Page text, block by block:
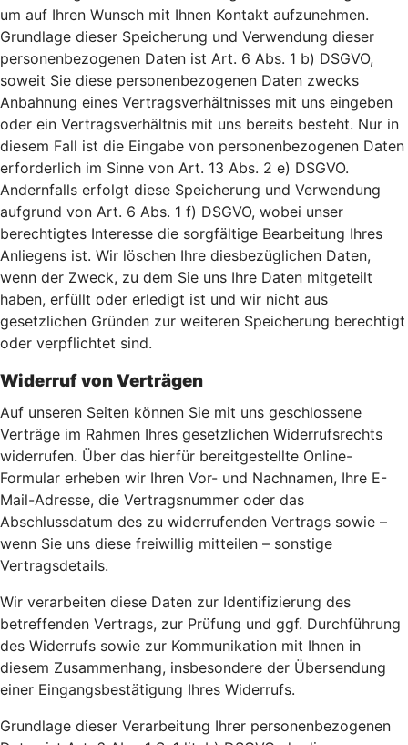
um auf Ihren Wunsch mit Ihnen Kontakt aufzunehmen.
Grundlage dieser Speicherung und Verwendung dieser
personenbezogenen Daten ist Art. 6 Abs. 1 b) DSGVO,
soweit Sie diese personenbezogenen Daten zwecks
Anbahnung eines Vertragsverhältnisses mit uns eingeben
oder ein Vertragsverhältnis mit uns bereits besteht. Nur in
diesem Fall ist die Eingabe von personenbezogenen Daten
erforderlich im Sinne von Art. 13 Abs. 2 e) DSGVO.
Andernfalls erfolgt diese Speicherung und Verwendung
aufgrund von Art. 6 Abs. 1 f) DSGVO, wobei unser
berechtigtes Interesse die sorgfältige Bearbeitung Ihres
Anliegens ist. Wir löschen Ihre diesbezüglichen Daten,
wenn der Zweck, zu dem Sie uns Ihre Daten mitgeteilt
haben, erfüllt oder erledigt ist und wir nicht aus
gesetzlichen Gründen zur weiteren Speicherung berechtigt
oder verpflichtet sind.
Widerruf von Verträgen
Auf unseren Seiten können Sie mit uns geschlossene
Verträge im Rahmen Ihres gesetzlichen Widerrufsrechts
widerrufen. Über das hierfür bereitgestellte Online-
Formular erheben wir Ihren Vor- und Nachnamen, Ihre E-
Mail-Adresse, die Vertragsnummer oder das
Abschlussdatum des zu widerrufenden Vertrags sowie –
wenn Sie uns diese freiwillig mitteilen – sonstige
Vertragsdetails.
Wir verarbeiten diese Daten zur Identifizierung des
betreffenden Vertrags, zur Prüfung und ggf. Durchführung
des Widerrufs sowie zur Kommunikation mit Ihnen in
diesem Zusammenhang, insbesondere der Übersendung
einer Eingangsbestätigung Ihres Widerrufs.
Grundlage dieser Verarbeitung Ihrer personenbezogenen